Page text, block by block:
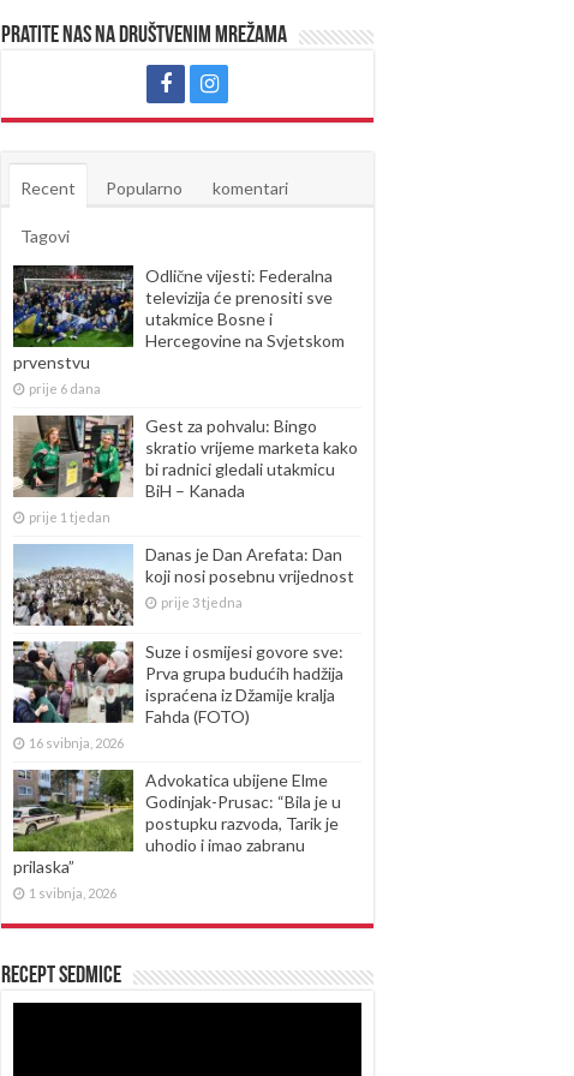
Pratite nas na društvenim mrežama
Recent Popularno komentari
Tagovi
Odlične vijesti: Federalna
televizija će prenositi sve
utakmice Bosne i
Hercegovine na Svjetskom
prvenstvu
prije 6 dana
Gest za pohvalu: Bingo
skratio vrijeme marketa kako
bi radnici gledali utakmicu
BiH – Kanada
prije 1 tjedan
Danas je Dan Arefata: Dan
koji nosi posebnu vrijednost
prije 3 tjedna
Suze i osmijesi govore sve:
Prva grupa budućih hadžija
ispraćena iz Džamije kralja
Fahda (FOTO)
16 svibnja, 2026
Advokatica ubijene Elme
Godinjak-Prusac: “Bila je u
postupku razvoda, Tarik je
uhodio i imao zabranu
prilaska”
1 svibnja, 2026
Recept sedmice